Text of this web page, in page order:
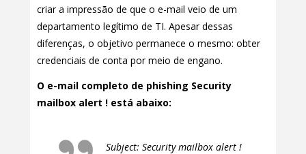
criar a impressão de que o e-mail veio de um
departamento legítimo de TI. Apesar dessas
diferenças, o objetivo permanece o mesmo: obter
credenciais de conta por meio de engano.
O e-mail completo de phishing Security
mailbox alert ! está abaixo:
Subject: Security mailbox alert !